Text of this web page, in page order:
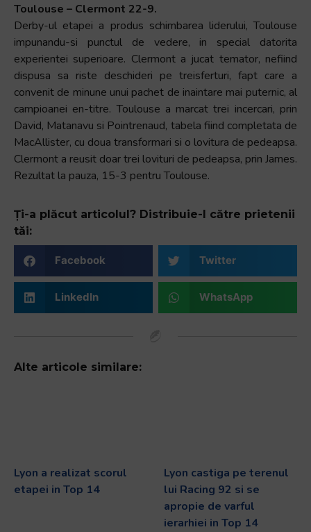
Toulouse – Clermont 22-9.
Derby-ul etapei a produs schimbarea liderului, Toulouse
impunandu-si punctul de vedere, in special datorita
experientei superioare. Clermont a jucat temator, nefiind
dispusa sa riste deschideri pe treisferturi, fapt care a
convenit de minune unui pachet de inaintare mai puternic, al
campioanei en-titre. Toulouse a marcat trei incercari, prin
David, Matanavu si Pointrenaud, tabela fiind completata de
MacAllister, cu doua transformari si o lovitura de pedeapsa.
Clermont a reusit doar trei lovituri de pedeapsa, prin James.
Rezultat la pauza, 15-3 pentru Toulouse.
Ți-a plăcut articolul? Distribuie-l către prietenii
tăi:
Facebook Twitter
LinkedIn WhatsApp
Alte articole similare:
Lyon a realizat scorul
etapei in Top 14
Lyon castiga pe terenul
lui Racing 92 si se
apropie de varful
ierarhiei in Top 14